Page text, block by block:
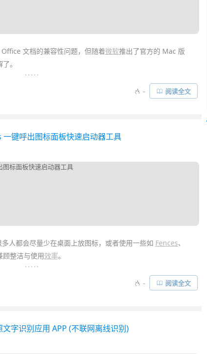
文档的兼容性问题，但随着微软推出了官方的 Mac 版
。
。不过，微软Office
运行！最新版还完美支持 ARM 架构的 M1 芯片处理器！性能大幅
. . . . .
- 阅读全文
键呼出图标面板快速启动器工具
人都会尽量少在桌面上放图标，或者使用一些如 Fences、
顾整洁与使用效率。
工具，它最大的特点就是简洁、免费、绿色、体积小巧。它
板进行「
」之外，几乎没有任何花哨多余的
. . . . .
- 阅读全文
字识别应用 APP (不联网离线识别)